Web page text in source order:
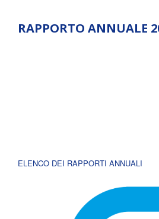
RAPPORTO ANNUALE
ELENCO DEI RAPPORTI ANNUALI